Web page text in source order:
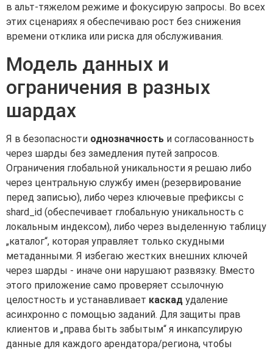
в альт-тяжелом режиме и фокусирую запросы. Во всех
этих сценариях я обеспечиваю рост без снижения
времени отклика или риска для обслуживания.
Модель данных и
ограничения в разных
шардах
Я в безопасности однозначность и согласованность
через шарды без замедления путей запросов.
Ограничения глобальной уникальности я решаю либо
через центральную службу имен (резервирование
перед записью), либо через ключевые префиксы с
shard_id (обеспечивает глобальную уникальность с
локальным индексом), либо через выделенную таблицу
„каталог“, которая управляет только скудными
метаданными. Я избегаю жестких внешних ключей
через шарды - иначе они нарушают развязку. Вместо
этого приложение само проверяет ссылочную
целостность и устанавливает каскад удаление
асинхронно с помощью заданий. Для защиты прав
клиентов и „права быть забытым“ я инкапсулирую
данные для каждого арендатора/региона, чтобы